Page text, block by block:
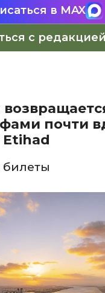
в MAX
с редакцией
почти
билеты